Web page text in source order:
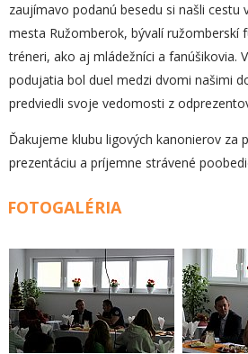
zaujímavo podanú besedu si našli cestu
mesta Ružomberok, bývalí ružomberskí
tréneri, ako aj mládežníci a fanúšikovia.
podujatia bol duel medzi dvomi našimi
predviedli svoje vedomosti z
Ďakujeme klubu ligových kanonierov za
prezentáciu a príjemne strávené
FOTOGALÉRIA